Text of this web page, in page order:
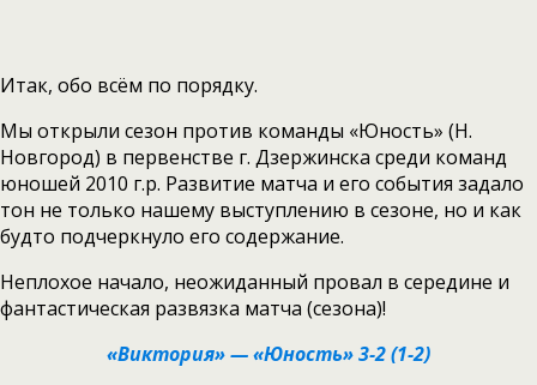
Итак, обо всём по порядку.
Мы открыли сезон против команды «Юность» (Н.
Новгород) в первенстве г. Дзержинска среди команд
юношей 2010 г.р. Развитие матча и его события задало
тон не только нашему выступлению в сезоне, но и как
будто подчеркнуло его содержание.
Неплохое начало, неожиданный провал в середине и
фантастическая развязка матча (сезона)!
«Виктория» — «Юность» 3-2 (1-2)